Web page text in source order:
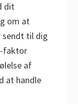
dit
om at
sendt til dig
faktor
af
at handle